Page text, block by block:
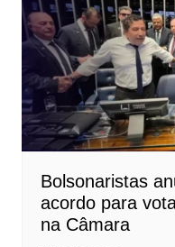
Bolsonaristas
acordo para
na Câmara